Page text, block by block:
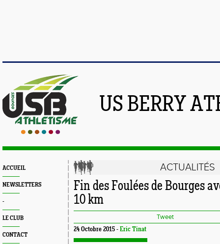
US BERRY
ACCUEIL
NEWSLETTERS
-
LE CLUB
CONTACT
ACTUALITÉS
Fin des Foulées de Bourges
10 km
Tweet
24 Octobre 2015 - Eric Tinat